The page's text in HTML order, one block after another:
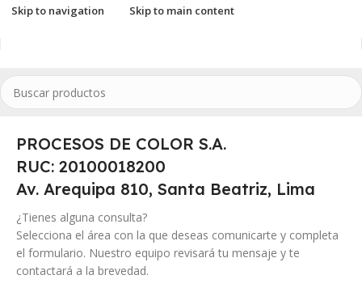
Skip to navigation Skip to main content
PROCESOS DE COLOR S.A.
RUC: 20100018200
Av. Arequipa 810, Santa Beatriz, Lima
¿Tienes alguna consulta?
Selecciona el área con la que deseas comunicarte y completa
el formulario. Nuestro equipo revisará tu mensaje y te
contactará a la brevedad.